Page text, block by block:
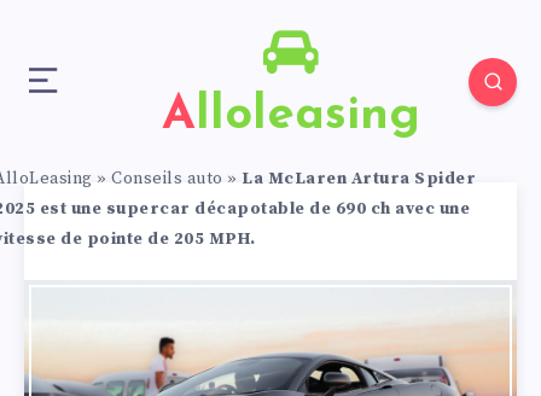
Alloleasing
» Conseils auto » La McLaren Artura Spider
est une supercar décapotable de 690 ch avec une
de pointe de 205 MPH.